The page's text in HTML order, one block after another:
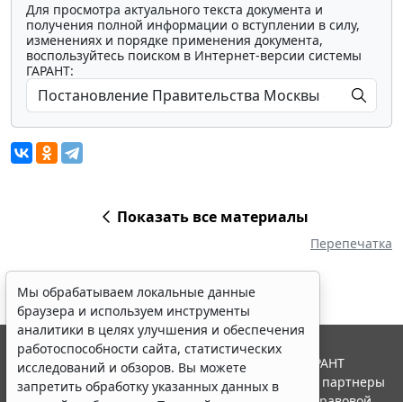
Для просмотра актуального текста документа и
получения полной информации о вступлении в силу,
изменениях и порядке применения документа,
воспользуйтесь поиском в Интернет-версии системы
ГАРАНТ:
Показать все материалы
Перепечатка
Мы обрабатываем локальные данные
браузера и используем инструменты
аналитики в целях улучшения и обеспечения
работоспособности сайта, статистических
исследований и обзоров. Вы можете
запретить обработку указанных данных в
© ООО "НПП "ГАРАНТ-СЕРВИС", 2026. Система ГАРАНТ
выпускается с 1990 года. Компания "Гарант" и ее партнеры